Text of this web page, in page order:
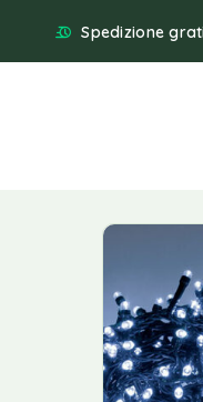
Spedizione